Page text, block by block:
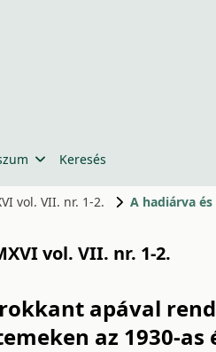
Keresés
vol. VII. nr. 1-2.
vol. VII. nr. 1-2.
apával
az 1930-as